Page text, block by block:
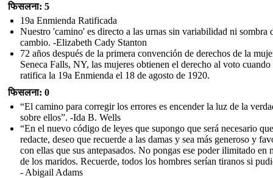
फिसलना: 5
19a Enmienda Ratificada
Nuestro 'camino' es directo a las urnas sin variabilidad ni sombra
cambio. -Elizabeth Cady Stanton
72 años después de la primera convención de derechos de la
Seneca Falls, NY, las mujeres obtienen el derecho al voto cuando
ratifica la 19a Enmienda el 18 de agosto de 1920.
फिसलना: 0
“El camino para corregir los errores es encender la luz de la
sobre ellos”. -Ida B. Wells
“En el nuevo código de leyes que supongo que será necesario que
redacte, deseo que recuerde a las damas y sea más generoso y
con ellas que sus antepasados. No pongas ese poder ilimitado en
de los maridos. Recuerde, todos los hombres serían tiranos si
- Abigail Adams